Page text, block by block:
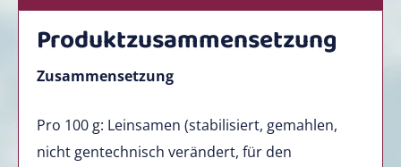
Produktzusammensetzung
Zusammensetzung
Pro 100 g: Leinsamen (stabilisiert, gemahlen,
nicht gentechnisch verändert, für den